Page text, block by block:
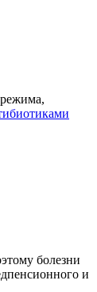
болезни
и